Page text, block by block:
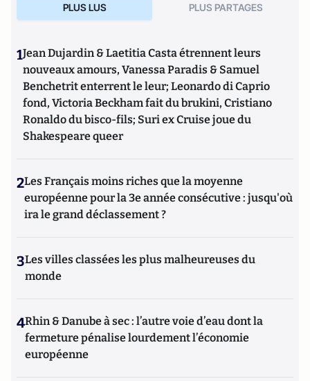
PLUS LUS PLUS PARTAGES
1Jean Dujardin & Laetitia Casta étrennent leurs
nouveaux amours, Vanessa Paradis & Samuel
Benchetrit enterrent le leur; Leonardo di Caprio
fond, Victoria Beckham fait du brukini, Cristiano
Ronaldo du bisco-fils; Suri ex Cruise joue du
Shakespeare queer
2Les Français moins riches que la moyenne
européenne pour la 3e année consécutive : jusqu'où
ira le grand déclassement ?
3Les villes classées les plus malheureuses du
monde
4Rhin & Danube à sec : l’autre voie d’eau dont la
fermeture pénalise lourdement l’économie
européenne